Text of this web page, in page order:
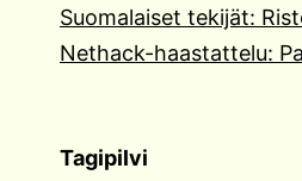
Suomalaiset tekijät:
Nethack-haastattelu:
Tagipilvi